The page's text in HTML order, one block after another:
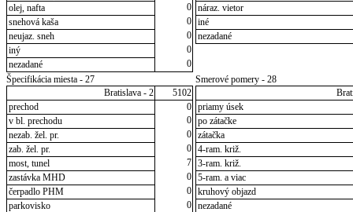
olej, nafta
0
snehová kaša
0
neujaz. sneh
0
iný
0
nezadané
0
náraz. vietor
iné
nezadané
Špecifikácia miesta - 27
Bratislava - 2
5102
prechod
0
v bl. prechodu
0
nezab. žel. pr.
0
zab. žel. pr.
0
most, tunel
7
zastávka MHD
0
čerpadlo PHM
0
parkovisko
0
Smerové pomery - 28
priamy úsek
po zátačke
zátačka
4-ram. križ.
3-ram. križ.
5-ram. a viac
kruhový objazd
nezadané